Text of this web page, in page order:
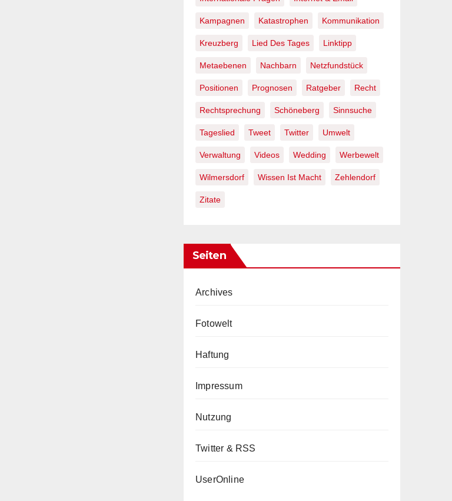
Kampagnen Katastrophen Kommunikation
Kreuzberg Lied Des Tages Linktipp
Metaebenen Nachbarn Netzfundstück
Positionen Prognosen Ratgeber Recht
Rechtsprechung Schöneberg Sinnsuche
Tageslied Tweet Twitter Umwelt
Verwaltung Videos Wedding Werbewelt
Wilmersdorf Wissen Ist Macht Zehlendorf
Zitate
Seiten
Archives
Fotowelt
Haftung
Impressum
Nutzung
Twitter & RSS
UserOnline